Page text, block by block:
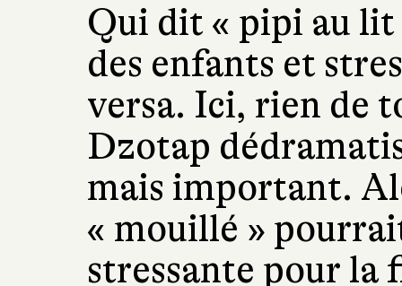
Qui dit « pipi au
des enfants et
versa. Ici, rien de
Dzotap
mais important.
« mouillé »
stressante pour